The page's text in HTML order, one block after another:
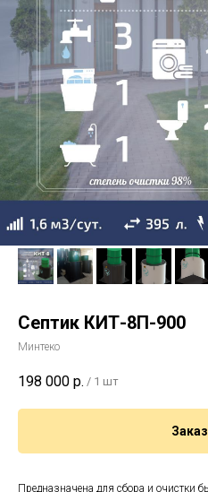
Септик КИТ-8П-900
Минтеко
198 000 р. / 1 шт
Предназначена для сбора и очистки